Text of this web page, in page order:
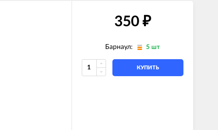
350 ₽
Барнаул: 5 шт
КУПИТЬ